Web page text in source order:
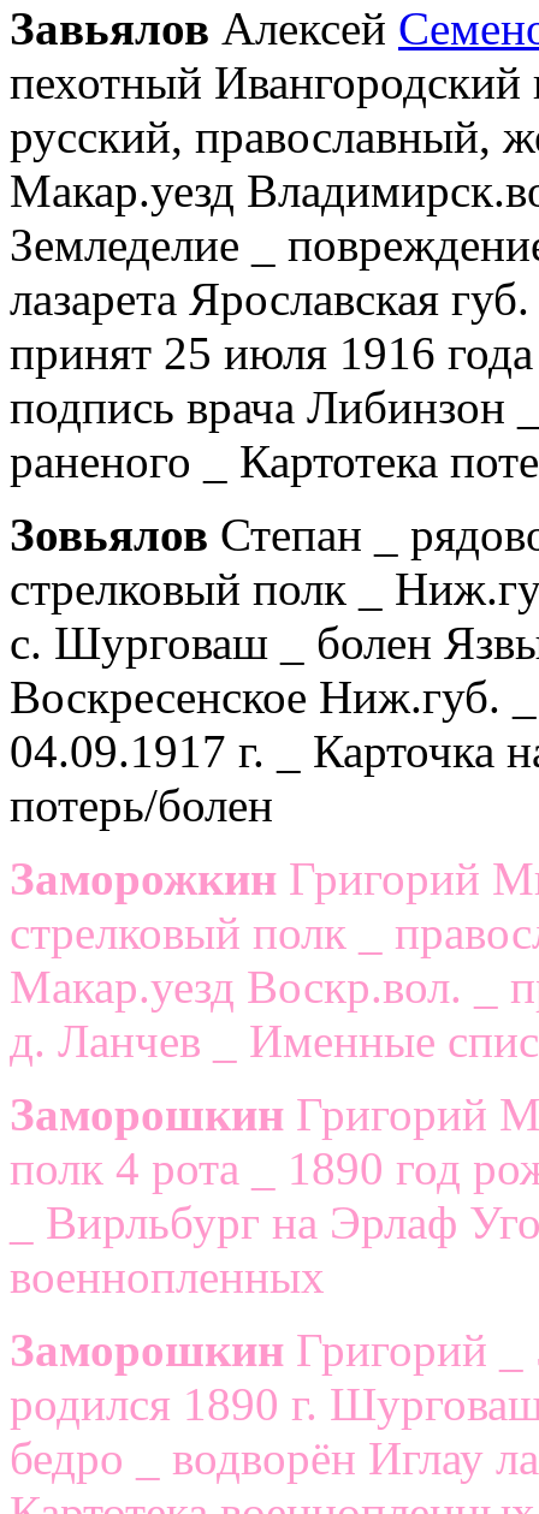
Завьялов Алексей
пехотный Ивангородский
русский, православный,
Макар.уезд
Земледелие _
лазарета Ярославская
принят 25 июля 1916
подпись врача Либинзон
раненого _ Картотека
Зовьялов Степан _
стрелковый полк _
с. Шурговаш _ болен Язвы
Воскресенское Ниж.губ.
04.09.1917 г. _ Карточка
потерь/болен
Заморожкин Григорий
стрелковый полк _
Макар.уезд Воскр.вол. _
д. Ланчев _ Именные
Заморошкин Григорий
полк 4 рота _ 1890 год
_ Вирльбург на Эрлаф
военнопленных
Заморошкин Григорий _
родился 1890 г.
бедро _ водворён Иглау